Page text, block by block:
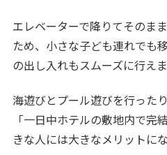
エレベーターで降りてそのま
ため、小さな子ども連れでも
の出し入れもスムーズに行えま
海遊びとプール遊びを行った
「一日中ホテルの敷地内で完
きな人には大きなメリットにな